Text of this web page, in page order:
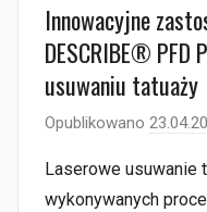
Innowacyjne
DESCRIBE® PFD
usuwaniu tatuaży
Opublikowano
Laserowe usuwanie
wykonywanych